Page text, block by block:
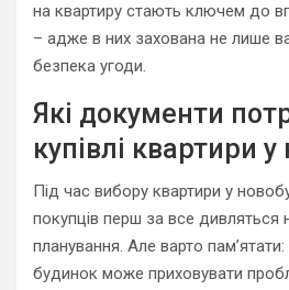
на квартиру стають ключем до
– адже в них захована не лише
безпека угоди.
Які документи
купівлі квартири у
Під час вибору квартири у
покупців перш за все дивляться
планування. Але варто пам’ятати:
будинок може приховувати